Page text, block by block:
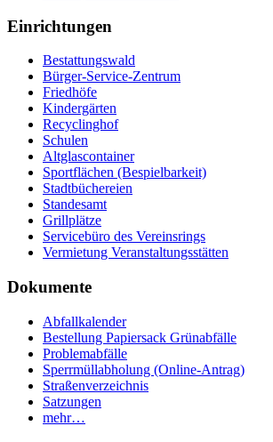
Einrichtungen
Bestattungswald
Bürger-Service-Zentrum
Friedhöfe
Kindergärten
Recyclinghof
Schulen
Altglascontainer
Sportflächen (Bespielbarkeit)
Stadtbüchereien
Standesamt
Grillplätze
Servicebüro des Vereinsrings
Vermietung Veranstaltungsstätten
Dokumente
Abfallkalender
Bestellung Papiersack Grünabfälle
Problemabfälle
Sperrmüllabholung (Online-Antrag)
Straßenverzeichnis
Satzungen
mehr…